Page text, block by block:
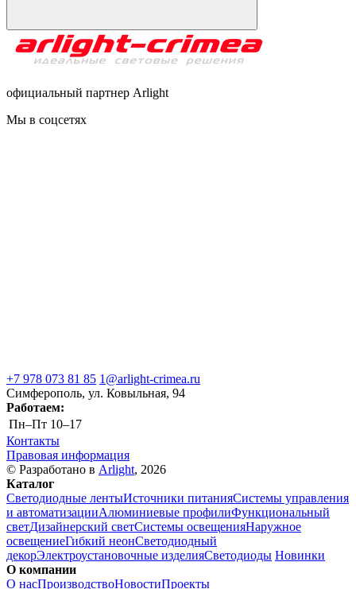
официальный партнер Arlight
Мы в соцсетях
+7 978 073 81 85 1@arlight-crimea.ru
Симферополь, ул. Ковыльная, 94
Работаем:
Пн–Пт 10–17
Контакты
Правовая информация
© Разработано в Arlight, 2026
Каталог
Светодиодные лентыИсточники питанияСистемы управления
и автоматизацииАлюминиевые профилиФункциональный
светДизайнерский светСистемы освещенияНаружное
освещениеГибкий неонСветодиодный
декорЭлектроустановочные изделияСветодиоды Новинки
О компании
О насПроизводствоНовостиПроекты